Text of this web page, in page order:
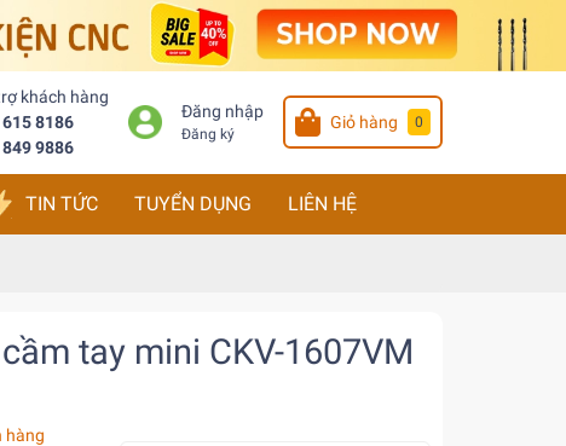
khách hàng
8186
9886
Đăng nhập
Đăng ký
Giỏ hàng 0
TIN TỨC TUYỂN DỤNG LIÊN HỆ
tay mini CKV-1607VM
hàng